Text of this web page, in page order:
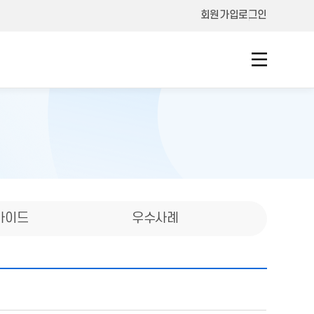
회원가입로그인
이드 우수사례